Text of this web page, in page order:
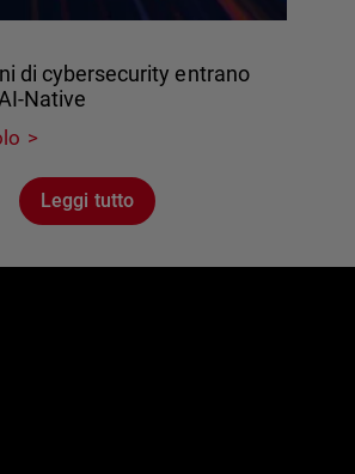
di cybersecurity entrano
Native
Leggi tutto